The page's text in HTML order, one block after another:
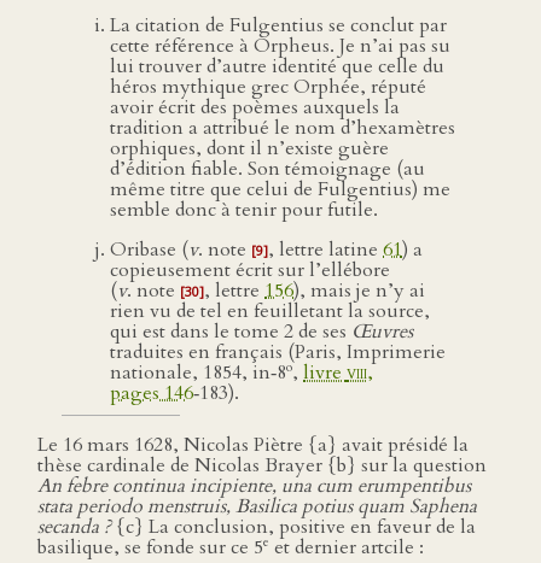
La citation de Fulgentius se conclut par
cette référence à Orpheus. Je n’ai pas su
lui trouver d’autre identité que celle du
héros mythique grec Orphée, réputé
avoir écrit des poèmes auxquels la
tradition a attribué le nom d’hexamètres
orphiques, dont il n’existe guère
d’édition fiable. Son témoignage (au
même titre que celui de Fulgentius) me
semble donc à tenir pour futile.
Oribase (v. note [9], lettre latine 61) a
copieusement écrit sur l’ellébore
(v. note [30], lettre 156), mais je n’y ai
rien vu de tel en feuilletant la source,
qui est dans le tome 2 de ses Œuvres
traduites en français (Paris, Imprimerie
nationale, 1854, in‑8o, livre viii,
pages 146‑183).
Le 16 mars 1628, Nicolas Piètre {a} avait présidé la
thèse cardinale de Nicolas Brayer {b} sur la question
An febre continua incipiente, una cum erumpentibus
stata periodo menstruis, Basilica potius quam Saphena
secanda ?{c} La conclusion, positive en faveur de la
basilique, se fonde sur ce 5e et dernier artcile :